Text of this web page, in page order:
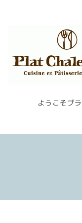
ようこそプ